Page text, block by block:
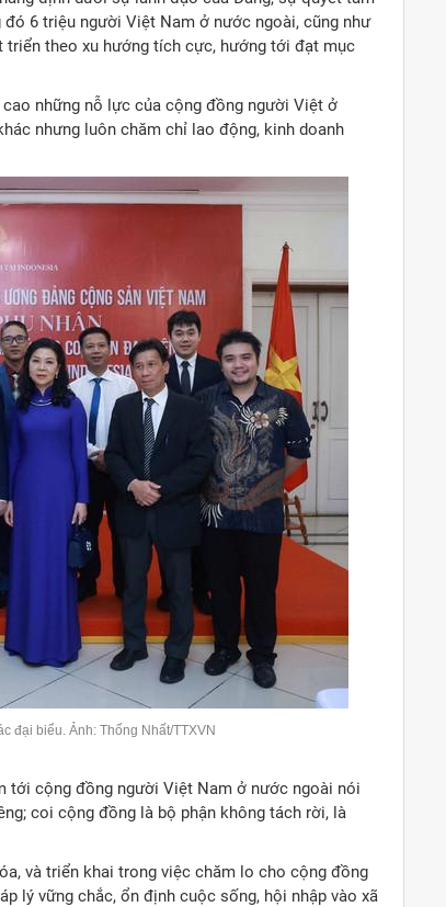
6 triệu người Việt Nam ở nước ngoài, cũng như
triển theo xu hướng tích cực, hướng tới đạt mục
cao những nỗ lực của cộng đồng người Việt ở
nhưng luôn chăm chỉ lao động, kinh doanh
đại biểu. Ảnh: Thống Nhất/TTXVN
tới cộng đồng người Việt Nam ở nước ngoài nói
coi cộng đồng là bộ phận không tách rời, là
và triển khai trong việc chăm lo cho cộng đồng
lý vững chắc, ổn định cuộc sống, hội nhập vào xã